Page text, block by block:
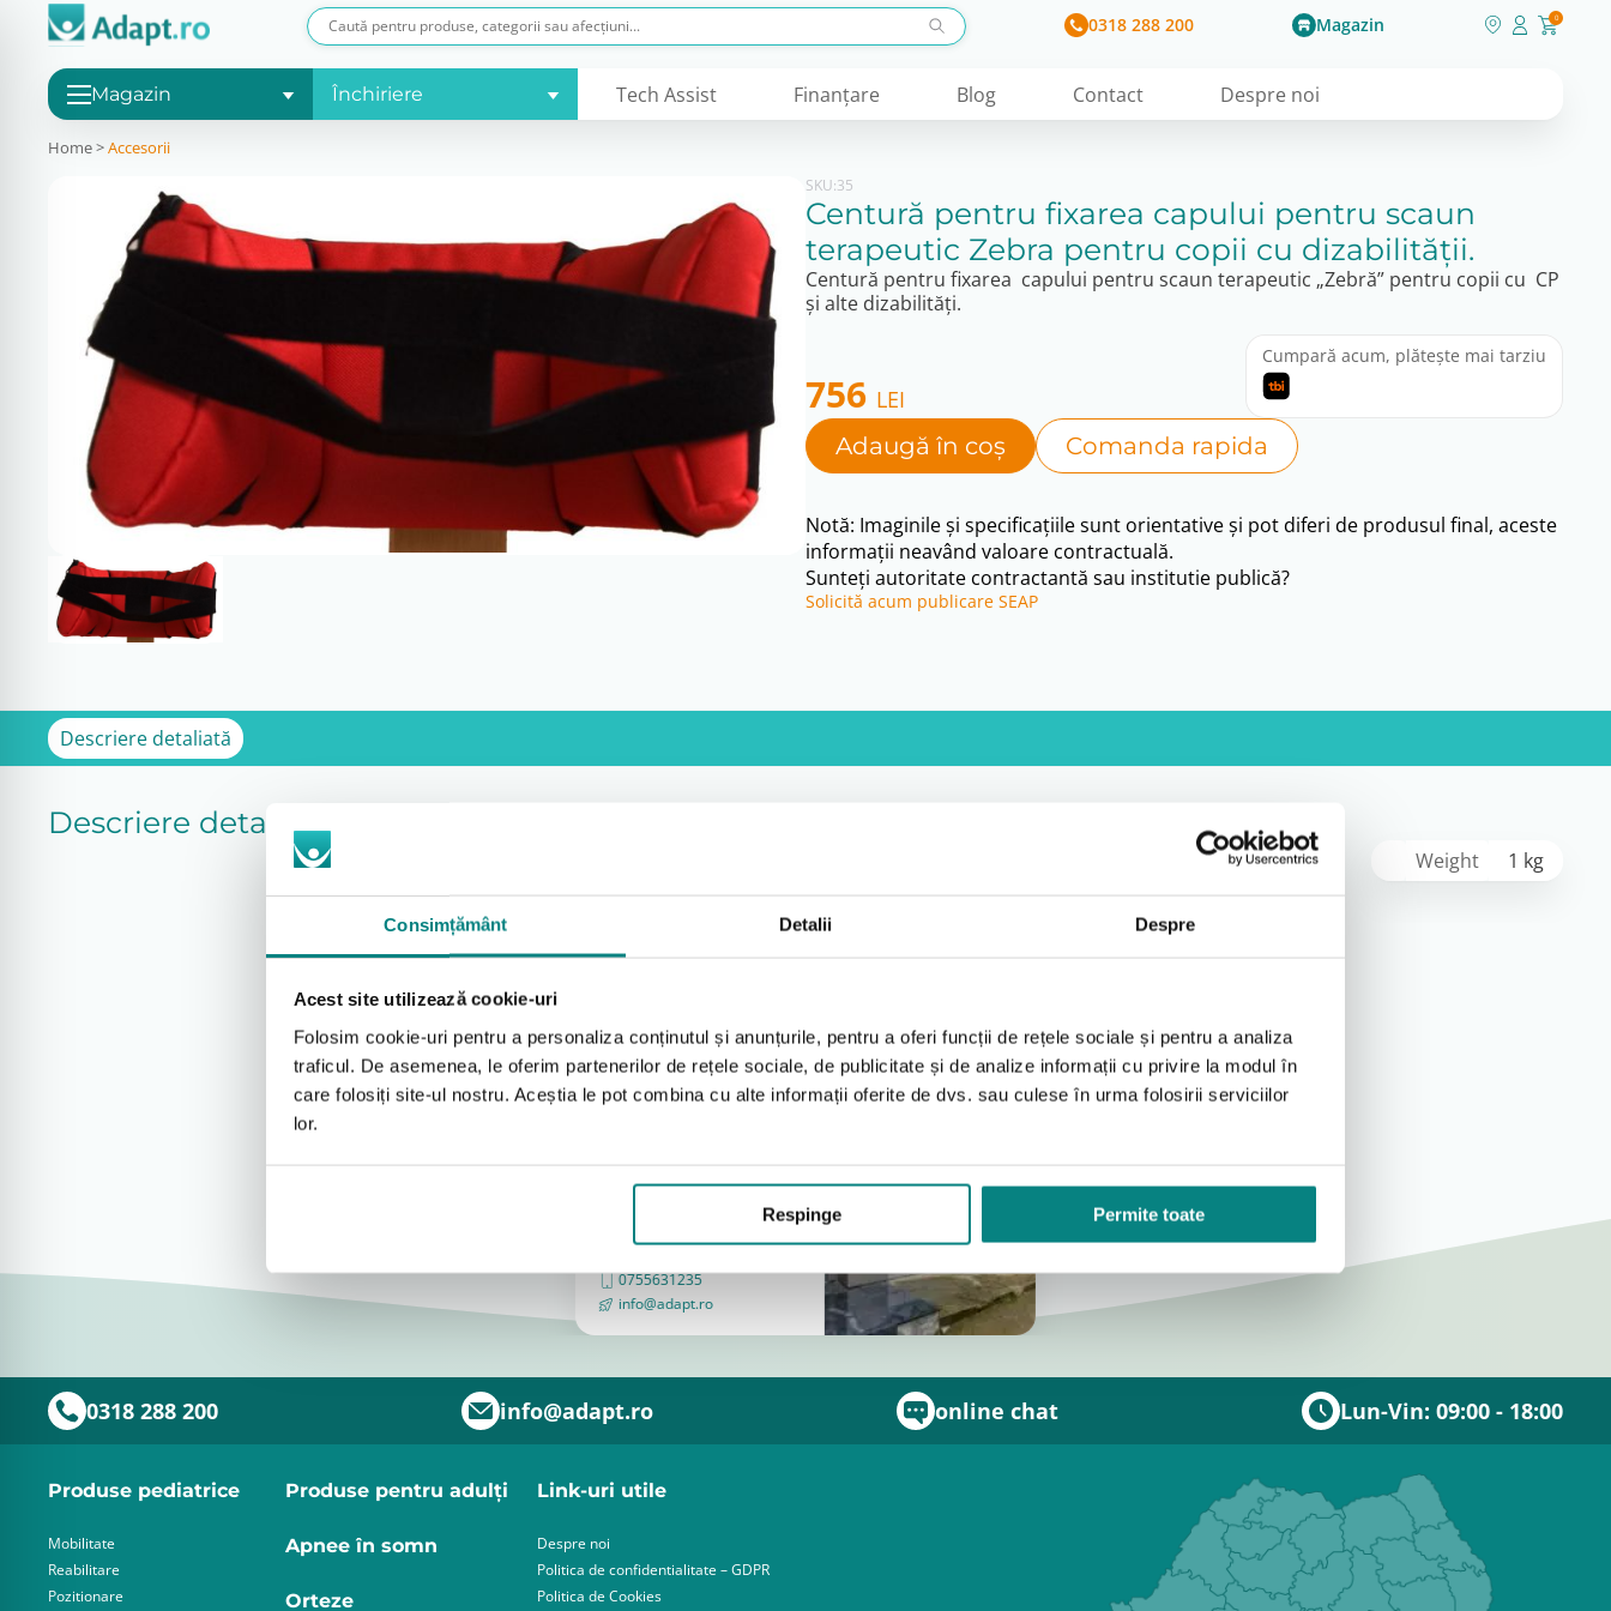
Consimțământ Detalii Despre
Acest site utilizează cookie-uri
Folosim cookie-uri pentru a personaliza conținutul și anunțurile, pentru a oferi funcții de rețele sociale și pentru a analiza
traficul. De asemenea, le oferim partenerilor de rețele sociale, de publicitate și de analize informații cu privire la modul în
care folosiți site-ul nostru. Aceștia le pot combina cu alte informații oferite de dvs. sau culese în urma folosirii serviciilor
lor.
Respinge Permite toate
0318 288 200 Magazin 0
Magazin Închiriere Tech Assist Finanţare Blog Contact Despre noi
Home>Accesorii
SKU:35
Centură pentru fixarea capului pentru scaun
terapeutic Zebra pentru copii cu dizabilității.
Centură pentru fixarea capului pentru scaun terapeutic „Zebră” pentru copii cu CP
și alte dizabilități.
756 LEI
Cumpară acum, plătește mai tarziu
Adaugă în coș Comanda rapida
Notă: Imaginile și specificațiile sunt orientative și pot diferi de produsul final, aceste
informații neavând valoare contractuală.
Sunteți autoritate contractantă sau institutie publică?
Solicită acum publicare SEAP
Descriere detaliată
Descriere detaliată
Weight 1 kg
A vedea tot
Magazin
(Vezi Google
Bulevardul Iuliu Maniu 7-11
0755631235
info@adapt.ro
0318 288 200 info@adapt.ro online chat Lun-Vin: 09:00 - 18:00
Produse pediatrice
Mobilitate
Reabilitare
Pozitionare
Produse pentru adulţi
Apnee în somn
Orteze
Link-uri utile
Despre noi
Politica de confidentialitate – GDPR
Politica de Cookies